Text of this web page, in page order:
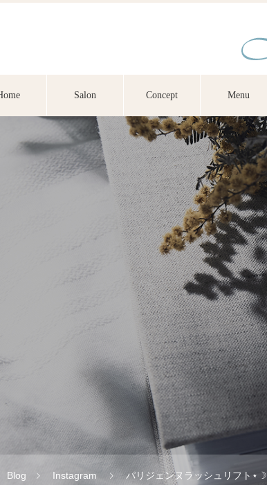
Salon Concept Menu
Blog Instagram パリジェンヌラッシュリフト⋆☽